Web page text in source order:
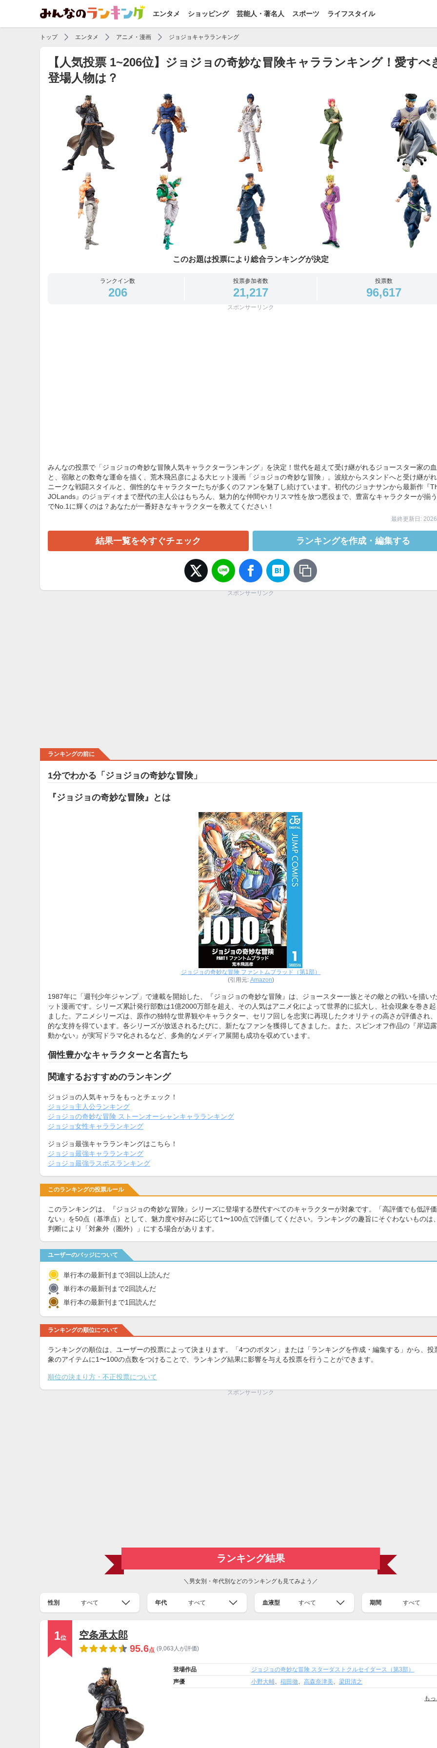
エンタメ ショッピング 芸能人・著名人 スポーツ ライフスタイル
トップ エンタメ アニメ・漫画 ジョジョキャラランキング
【人気投票 1~206位】ジョジョの奇妙な冒険キャラランキング！愛すべ
登場人物は？
このお題は投票により総合ランキングが決定
ランクイン数
206
投票参加者数
21,217
投票数
96,617
スポンサーリンク
みんなの投票で「ジョジョの奇妙な冒険人気キャラクターランキング」を決定！世代を超えて受け継がれるジョースター家の
と、宿敵との数奇な運命を描く、荒木飛呂彦による大ヒット漫画「ジョジョの奇妙な冒険」。波紋からスタンドへと受け継が
ニークな戦闘スタイルと、個性的なキャラクターたちが多くのファンを魅了し続けています。初代のジョナサンから最新作『
JOLands』のジョディオまで歴代の主人公はもちろん、魅力的な仲間やカリスマ性を放つ悪役まで、豊富なキャラクターが揃
でNo.1に輝くのは？あなたが一番好きなキャラクターを教えてください！
最終更新日:
結果一覧を今すぐチェック ランキングを作成・編集する
スポンサーリンク
ランキングの前に
1分でわかる「ジョジョの奇妙な冒険」
『ジョジョの奇妙な冒険』とは
ジョジョの奇妙な冒険 ファントムブラッド（第1部）
(引用元: Amazon)
1987年に「週刊少年ジャンプ」で連載を開始した、『ジョジョの奇妙な冒険』は、ジョースター一族とその敵との戦いを描い
ット漫画です。シリーズ累計発行部数は1億2000万部を超え、その人気はアニメ化によって世界的に拡大し、社会現象を巻き起
ました。アニメシリーズは、原作の独特な世界観やキャラクター、セリフ回しを忠実に再現したクオリティの高さが評価され
的な支持を得ています。各シリーズが放送されるたびに、新たなファンを獲得してきました。また、スピンオフ作品の『岸辺
動かない』が実写ドラマ化されるなど、多角的なメディア展開も成功を収めています。
個性豊かなキャラクターと名言たち
関連するおすすめのランキング
ジョジョの人気キャラをもっとチェック！
ジョジョ主人公ランキング
ジョジョの奇妙な冒険 ストーンオーシャンキャラランキング
ジョジョ女性キャラランキング
ジョジョ最強キャラランキングはこちら！
ジョジョ最強キャラランキング
ジョジョ最強ラスボスランキング
このランキングの投票ルール
このランキングは、『ジョジョの奇妙な冒険』シリーズに登場する歴代すべてのキャラクターが対象です。「高評価でも低評
ない」を50点（基準点）として、魅力度や好みに応じて1〜100点で評価してください。ランキングの趣旨にそぐわないものは
判断により「対象外（圏外）」にする場合があります。
ユーザーのバッジについて
単行本の最新刊まで3回以上読んだ
単行本の最新刊まで2回読んだ
単行本の最新刊まで1回読んだ
ランキングの順位について
ランキングの順位は、ユーザーの投票によって決まります。「4つのボタン」または「ランキングを作成・編集する」から、投
象のアイテムに1〜100の点数をつけることで、ランキング結果に影響を与える投票を行うことができます。
順位の決まり方・不正投票について
スポンサーリンク
ランキング結果
＼男女別・年代別などのランキングも見てみよう／
性別 すべて 年代 すべて 血液型 すべて 期間 すべて
1位
空条承太郎
95.6点 (9,063人が評価)
登場作品
ジョジョの奇妙な冒険 スターダストクルセイダース（第3部）
声優
小野大輔、 稲田徹、 高森奈津美、 梁田清之
も